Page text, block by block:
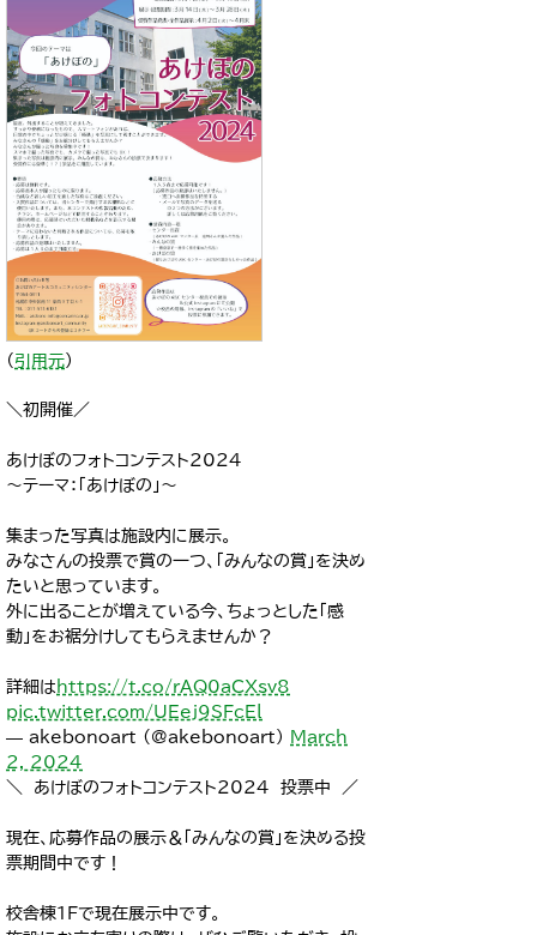
（ 引用元）
＼初開催／
あけぼのフォトコンテスト2024
～テーマ：「あけぼの」～
集まった写真は施設内に展示。
みなさんの投票で賞の一つ、「みんなの賞」を決め
たいと思っています。
外に出ることが増えている今、ちょっとした「感
動」をお裾分けしてもらえませんか？
詳細は https://t.co/rAQ0aCXsv8
pic.twitter.com/UEej9SFcEl
— akebonoart (@akebonoart)
March
2, 2024
＼ あけぼのフォトコンテスト2024 投票中 ／
現在、応募作品の展示＆「みんなの賞」を決める投
票期間中です！
校舎棟１Fで現在展示中です。